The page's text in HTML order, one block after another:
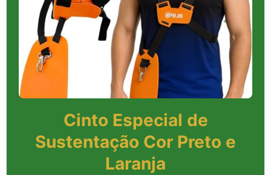
Cinto Especial de
Sustentação Cor Preto e
Laranja